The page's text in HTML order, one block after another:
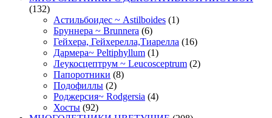
(132)
Астильбоидес ~ Astilboides (1)
Бруннера ~ Brunnera (6)
Гейхера, Гейхерелла,Тиарелла (16)
Дармера~ Peltiphyllum (1)
Леукосцептрум ~ Leucosceptrum (2)
Папоротники (8)
Подофиллы (2)
Роджерсия~ Rodgersia (4)
Хосты (92)